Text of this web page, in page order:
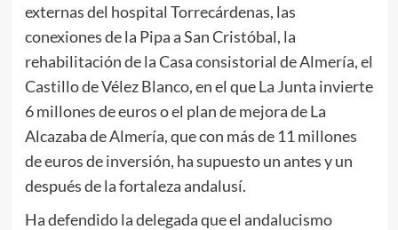
externas del hospital Torrecárdenas, las
conexiones de la Pipa a San Cristóbal, la
rehabilitación de la Casa consistorial de Almería, el
Castillo de Vélez Blanco, en el que La Junta invierte
6 millones de euros o el plan de mejora de La
Alcazaba de Almería, que con más de 11 millones
de euros de inversión, ha supuesto un antes y un
después de la fortaleza andalusí.
Ha defendido la delegada que el andalucismo